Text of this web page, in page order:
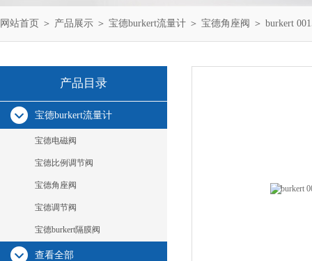
网站首页 ＞ 产品展示 ＞ 宝德burkert流量计 ＞ 宝德角座阀 ＞ burkert
产品目录
宝德burkert流量计
宝德电磁阀
宝德比例调节阀
宝德角座阀
宝德调节阀
宝德burkert隔膜阀
查看全部